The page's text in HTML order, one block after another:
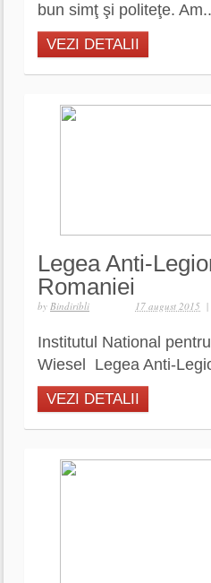
bun simţ şi politeţe.
VEZI DETALII
Legea Anti-
Romaniei
by Bindiribli |
17 august 2015
Institutul National
Wiesel Legea Anti-
VEZI DETALII